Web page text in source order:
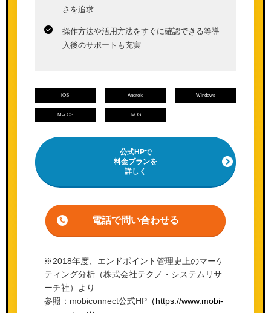
さを追求
操作方法や活用方法をすぐに確認できる等導
入後のサポートも充実
iOS Android Windows
MacOS tvOS
公式HPで
料金プランを
詳しく
電話で問い合わせる
※2018年度、エンドポイント管理史上のマーケ
ティング分析（株式会社テクノ・システムリサ
ーチ社）より
参照：mobiconnect公式HP （https://www.mobi-